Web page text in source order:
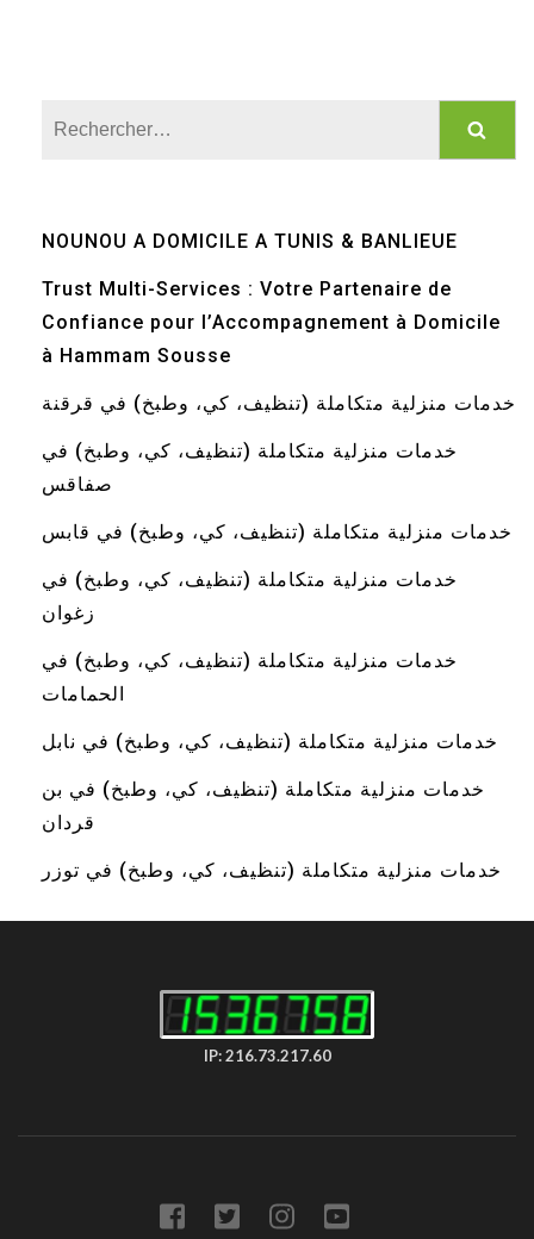
NOUNOU A DOMICILE A TUNIS & BANLIEUE
Trust Multi-Services : Votre Partenaire de
Confiance pour l’Accompagnement à Domicile
à Hammam Sousse
خدمات منزلية متكاملة (تنظيف، كي، وطبخ) في قرقنة
خدمات منزلية متكاملة (تنظيف، كي، وطبخ) في
صفاقس
خدمات منزلية متكاملة (تنظيف، كي، وطبخ) في قابس
خدمات منزلية متكاملة (تنظيف، كي، وطبخ) في
زغوان
خدمات منزلية متكاملة (تنظيف، كي، وطبخ) في
الحمامات
خدمات منزلية متكاملة (تنظيف، كي، وطبخ) في نابل
خدمات منزلية متكاملة (تنظيف، كي، وطبخ) في بن
قردان
خدمات منزلية متكاملة (تنظيف، كي، وطبخ) في توزر
IP: 216.73.217.60